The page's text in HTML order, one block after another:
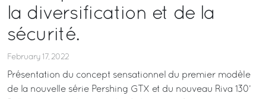
la diversification et de la
sécurité.
February 17, 2022
Présentation du concept sensationnel du premier modèle
de la nouvelle série Pershing GTX et du nouveau Riva 130’